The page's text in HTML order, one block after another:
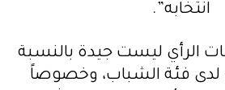
انتخابه”.
الرأي ليست جيدة بالنسبة
لدى فئة الشباب، وخصوصاً